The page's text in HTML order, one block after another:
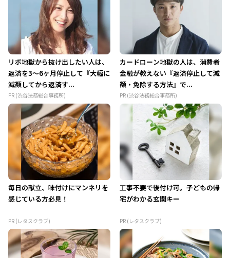
リボ地獄から抜け出したい人は、
返済を3～6ヶ月停止して『大幅に
減額してから返済す...
PR (渋谷法務総合事務所)
カードローン地獄の人は、消費者
金融が教えない『返済停止して減
額・免除する方法』で...
PR (渋谷法務総合事務所)
毎日の献立、味付けにマンネリを
感じている方必見！
PR (レタスクラブ)
工事不要で後付け可。子どもの帰
宅がわかる玄関キー
PR (レタスクラブ)